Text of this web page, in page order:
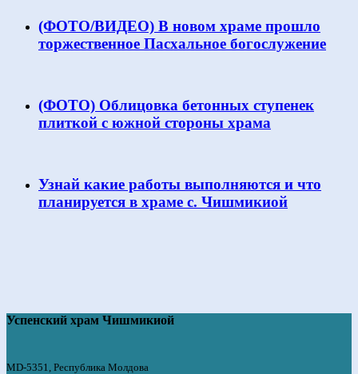
(ФОТО/ВИДЕО) В новом храме прошло
торжественное Пасхальное богослужение
(ФОТО) Облицовка бетонных ступенек
плиткой с южной стороны храма
Узнай какие работы выполняются и что
планируется в храме с. Чишмикиой
Успенский храм Чишмикиой
MD-5351, Республика Молдова